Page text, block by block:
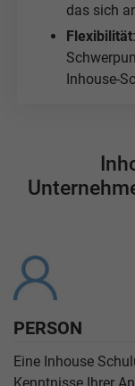
das sich
Flexibilität
Inhouse-
PERSON
Eine Inhouse